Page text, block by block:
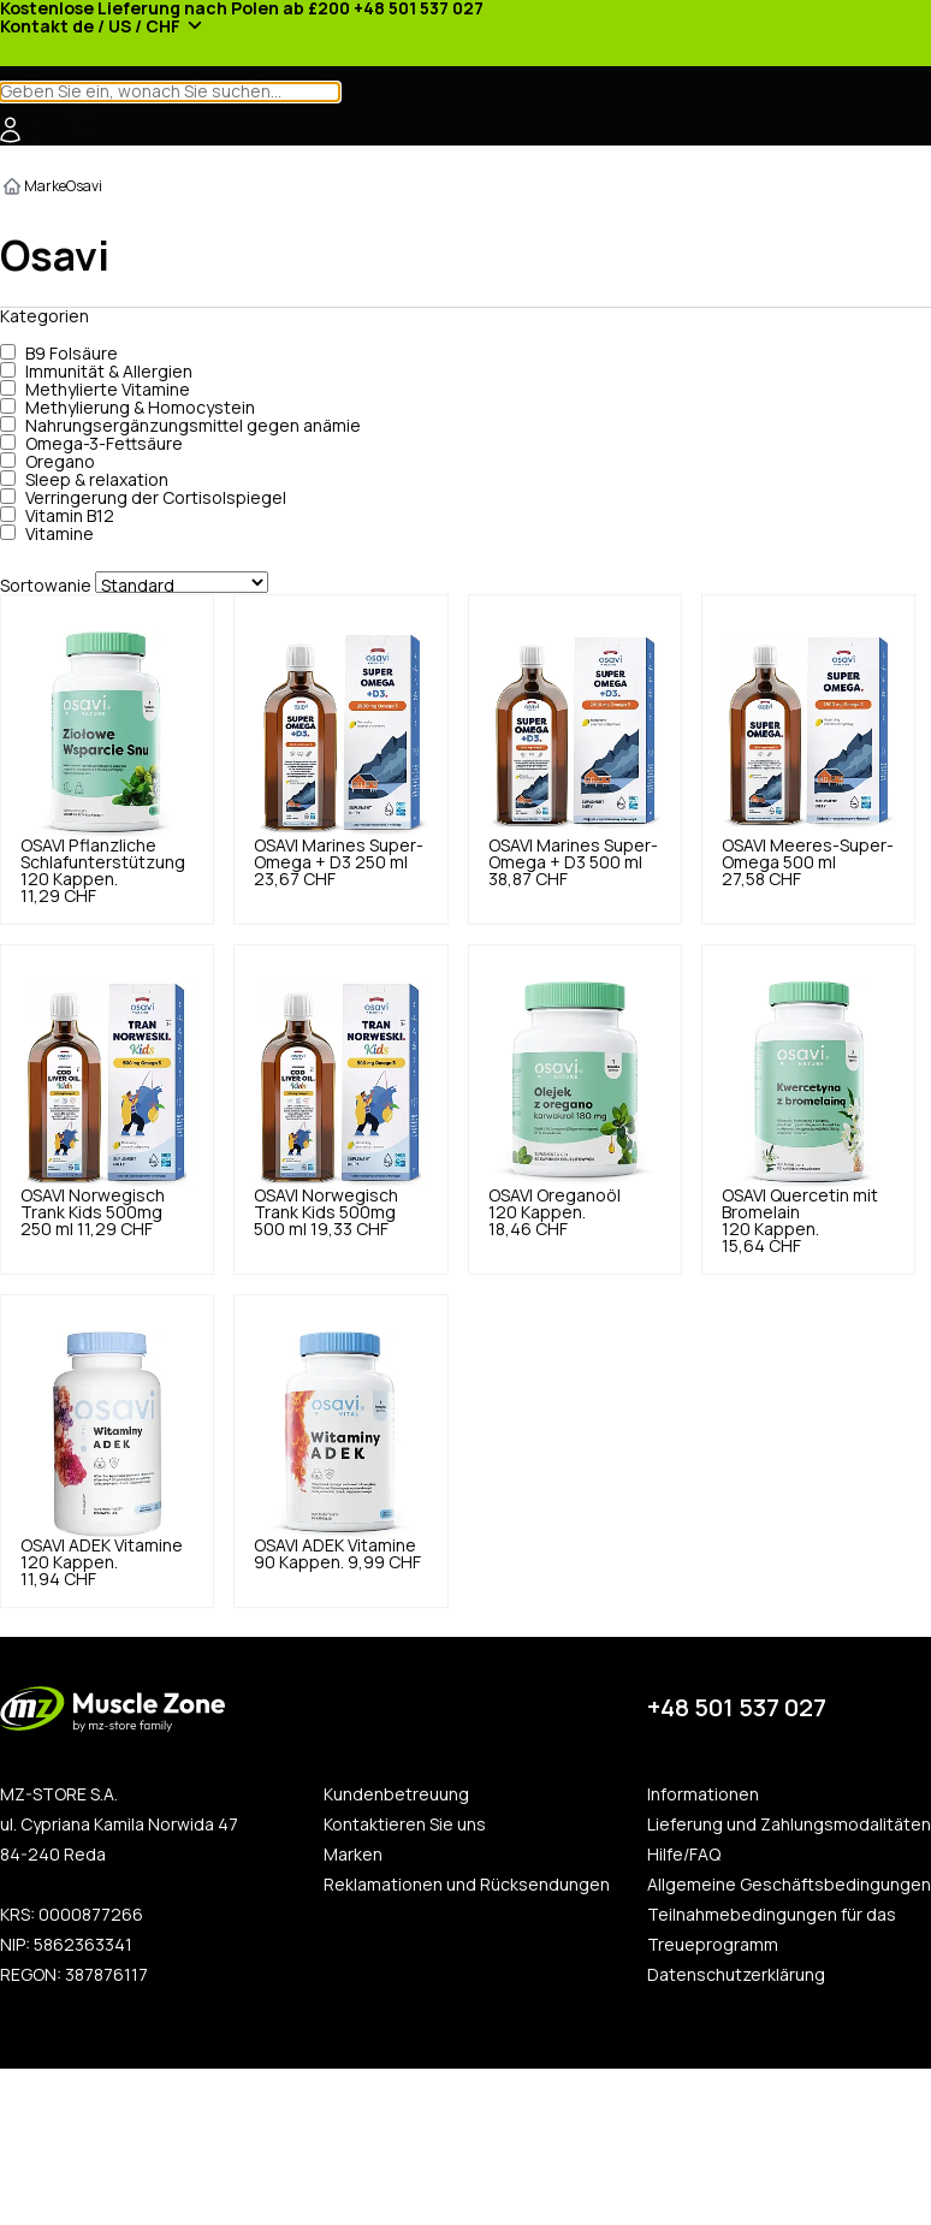
Kostenlose Lieferung nach Polen ab £200 +48 501 537 027
Kontakt de / US / CHF
MarkeOsavi
Osavi
Kategorien
B9 Folsäure
Immunität & Allergien
Methylierte Vitamine
Methylierung & Homocystein
Nahrungsergänzungsmittel gegen anämie
Omega-3-Fettsäure
Oregano
Sleep & relaxation
Verringerung der Cortisolspiegel
Vitamin B12
Vitamine
Sortowanie
OSAVI Pflanzliche
Schlafunterstützung
120 Kappen.
11,29 CHF
OSAVI Marines Super-
Omega + D3 250 ml
23,67 CHF
OSAVI Marines Super-
Omega + D3 500 ml
38,87 CHF
OSAVI Meeres-Super-
Omega 500 ml
27,58 CHF
OSAVI Norwegisch
Trank Kids 500mg
250 ml 11,29 CHF
OSAVI Norwegisch
Trank Kids 500mg
500 ml 19,33 CHF
OSAVI Oreganoöl
120 Kappen.
18,46 CHF
OSAVI Quercetin mit
Bromelain
120 Kappen.
15,64 CHF
OSAVI ADEK Vitamine
120 Kappen.
11,94 CHF
OSAVI ADEK Vitamine
90 Kappen. 9,99 CHF
+48 501 537 027
MZ-STORE S.A.
ul. Cypriana Kamila Norwida 47
84-240 Reda
KRS: 0000877266
NIP: 5862363341
REGON: 387876117
Kundenbetreuung
Kontaktieren Sie uns
Marken
Reklamationen und Rücksendungen
Informationen
Lieferung und Zahlungsmodalitäten
Hilfe/FAQ
Allgemeine Geschäftsbedingungen
Teilnahmebedingungen für das
Treueprogramm
Datenschutzerklärung